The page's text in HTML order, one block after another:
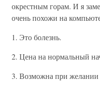
окрестным горам. И я
очень похожи на
1. Это болезнь.
2. Цена на нормальный
3. Возможна при желании